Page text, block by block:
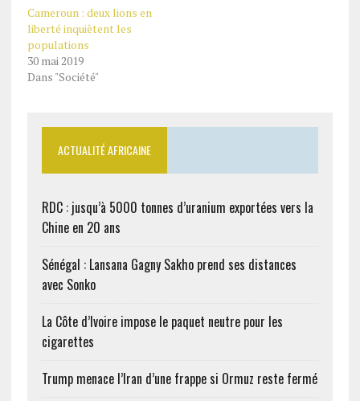
Cameroun : deux lions en
liberté inquiètent les
populations
30 mai 2019
Dans "Société"
ACTUALITÉ AFRICAINE
RDC : jusqu’à 5000 tonnes d’uranium exportées vers la
Chine en 20 ans
Sénégal : Lansana Gagny Sakho prend ses distances
avec Sonko
La Côte d’Ivoire impose le paquet neutre pour les
cigarettes
Trump menace l’Iran d’une frappe si Ormuz reste fermé